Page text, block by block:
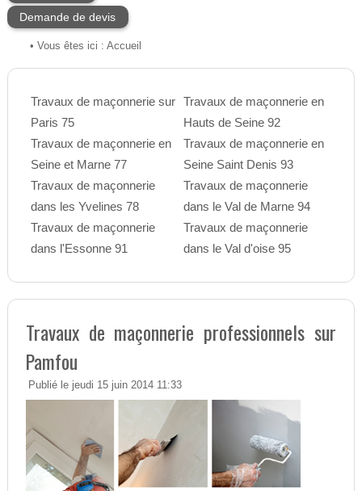
Demande de devis
• Vous êtes ici : Accueil
Travaux de maçonnerie sur
Paris 75
Travaux de maçonnerie en
Seine et Marne 77
Travaux de maçonnerie
dans les Yvelines 78
Travaux de maçonnerie
dans l'Essonne 91
Travaux de maçonnerie en
Hauts de Seine 92
Travaux de maçonnerie en
Seine Saint Denis 93
Travaux de maçonnerie
dans le Val de Marne 94
Travaux de maçonnerie
dans le Val d'oise 95
Travaux de maçonnerie professionnels sur
Pamfou
Publié le jeudi 15 juin 2014 11:33